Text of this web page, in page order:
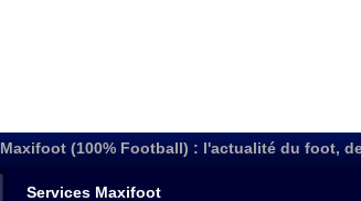
Maxifoot (100% Football) : l'actualité du foot,
Services Maxifoot